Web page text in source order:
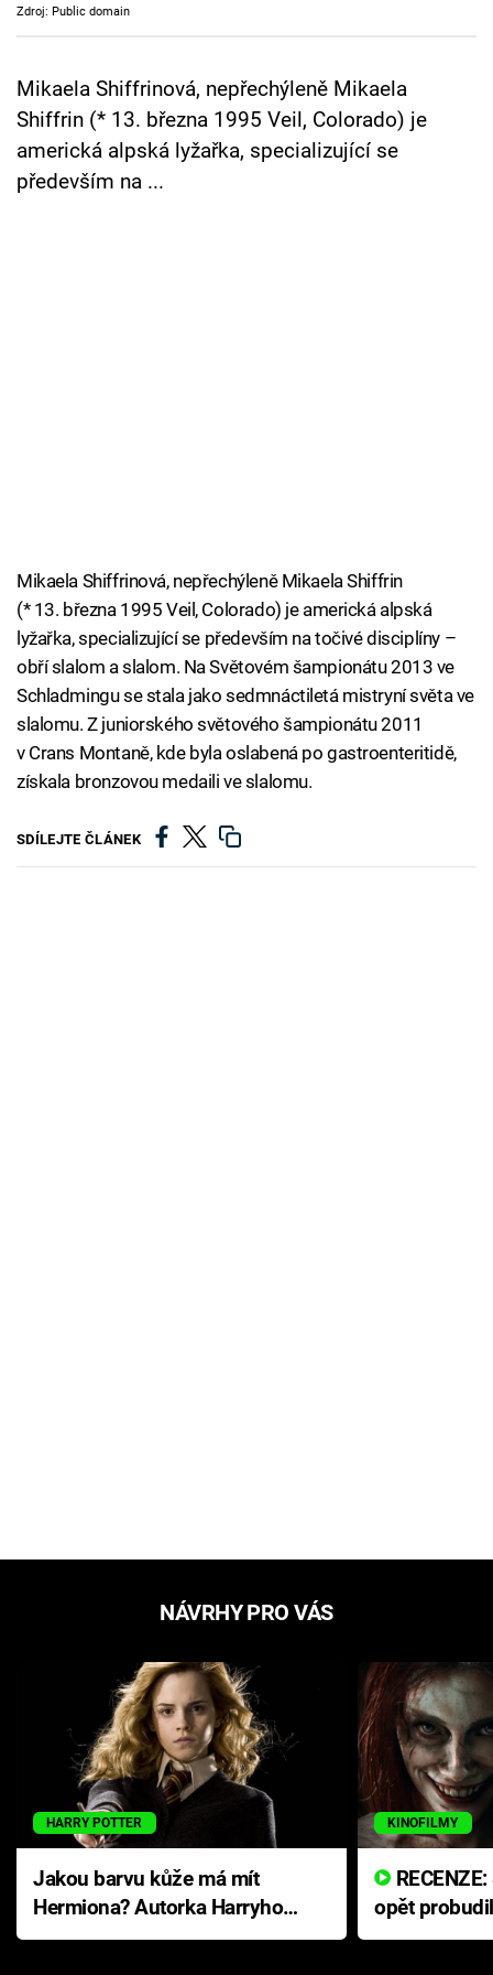
Cool Esport
Pořady
TV Program
Sledujte prima+
Zdroj: Public domain
Mikaela Shiffrinová, nepřechýleně Mikaela
Shiffrin (* 13. března 1995 Veil, Colorado) je
americká alpská lyžařka, specializující se
především na ...
Mikaela Shiffrinová, nepřechýleně Mikaela Shiffrin
(* 13. března 1995 Veil, Colorado) je americká alpská
lyžařka, specializující se především na točivé disciplíny –
obří slalom a slalom. Na Světovém šampionátu 2013 ve
Schladmingu se stala jako sedmnáctiletá mistryní světa ve
slalomu. Z juniorského světového šampionátu 2011
v Crans Montaně, kde byla oslabená po gastroenteritidě,
získala bronzovou medaili ve slalomu.
SDÍLEJTE ČLÁNEK
NÁVRHY PRO VÁS
HARRY POTTER
Jakou barvu kůže má mít
Hermiona? Autorka Harryho
Pottera přišla s ráznou
KINOFILMY
opět
přichází s